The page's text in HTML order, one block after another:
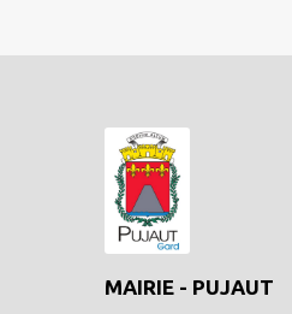
MAIRIE - PUJAUT